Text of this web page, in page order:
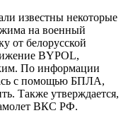
известны некоторые
на военный
от белорусской
BYPOL,
По информации
с помощью БПЛА,
Также утверждается,
ВКС РФ.